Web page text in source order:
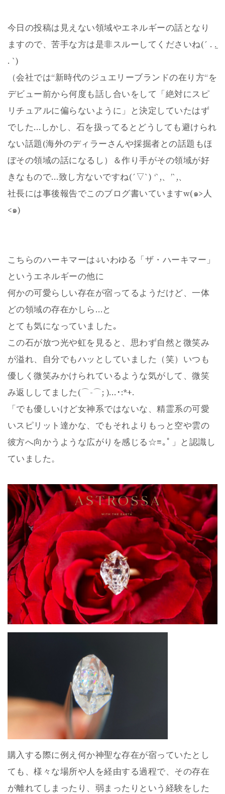
今日の投稿は見えない領域やエネルギーの話となり
ますので、苦手な方は是非スルーしてくださいね(´ . .̫
. `)
（会社では“新時代のジュエリーブランドの在り方“を
デビュー前から何度も話し合いをして「絶対にスピ
リチュアルに偏らないように」と決定していたはず
でした…しかし、石を扱ってるとどうしても避けられ
ない話題(海外のディラーさんや採掘者との話題もほ
ぼその領域の話になるし）＆作り手がその領域が好
きなもので…致し方ないですね(´▽`) ‘`,、’`,、
社長には事後報告でこのブログ書いていますw(๑>人
<๑)
こちらのハーキマーは↓いわゆる「ザ・ハーキマー」
というエネルギーの他に
何かの可愛らしい存在が宿ってるようだけど、一体
どの領域の存在かしら…と
とても気になっていました｡
この石が放つ光や虹を見ると、思わず自然と微笑み
が溢れ、自分でもハッとしていました（笑）いつも
優しく微笑みかけられているような気がして、微笑
み返ししてました(⌒-⌒; )…･:*+.
「でも優しいけど女神系ではないな、精霊系の可愛
いスピリット達かな、でもそれよりもっと空や雲の
彼方へ向かうような広がりを感じる☆≡｡ﾟ」と認識し
ていました。
購入する際に例え何か神聖な存在が宿っていたとし
ても、様々な場所や人を経由する過程で、その存在
が離れてしまったり、弱まったりという経験をした